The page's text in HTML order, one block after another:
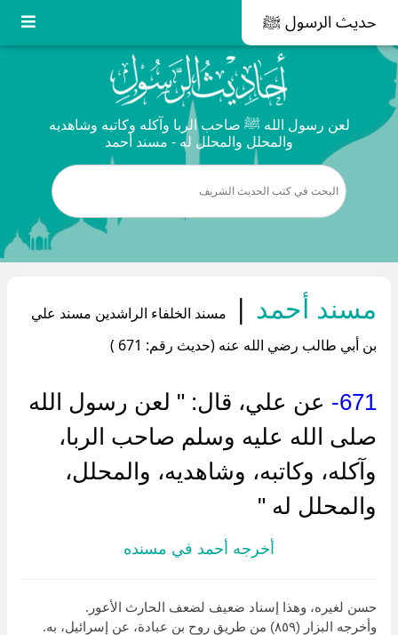
حديث الرسول ﷺ
لعن رسول الله ﷺ صاحب الربا وآكله وكاتبه وشاهديه
والمحلل والمحلل له - مسند أحمد
مسند أحمد |
مسند الخلفاء الراشدين مسند علي
بن أبي طالب رضي الله عنه (حديث رقم: 671 )
671-
عن علي، قال: " لعن رسول الله
صلى الله عليه وسلم صاحب الربا،
وآكله، وكاتبه، وشاهديه، والمحلل،
والمحلل له "
أخرجه أحمد في مسنده
حسن لغيره، وهذا إسناد ضعيف لضعف الحارث الأعور.
وأخرجه البزار (٨٥٩) من طريق روح بن عبادة، عن إسرائيل، به.